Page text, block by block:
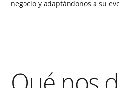
negocio y adaptándonos a su